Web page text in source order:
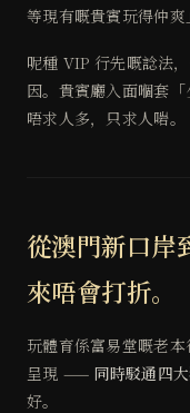
等現有嘅貴賓玩得仲爽
呢種 VIP 行先嘅諗法
因。貴賓廳入面嗰套「
唔求人多，只求人啱。
從澳門新口岸
來唔會打折。
玩體育係富易堂嘅老
呈現 —— 同時駁通四
好。